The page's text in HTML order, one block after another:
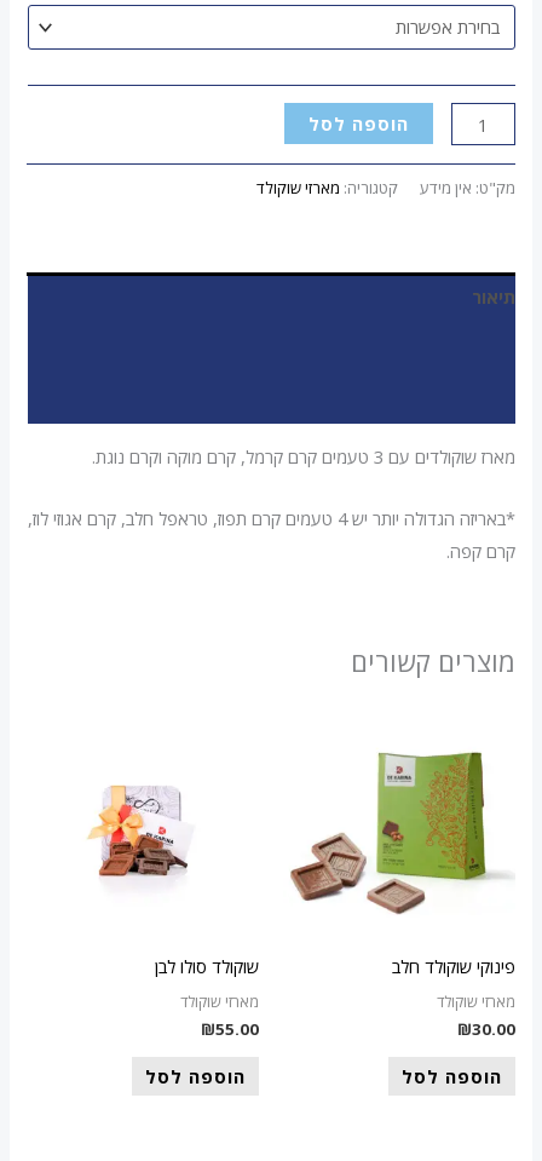
הוספה לסל
מק"ט: אין מידע קטגוריה: מארזי שוקולד
תיאור
מארז שוקולדים עם 3 טעמים קרם קרמל, קרם מוקה וקרם נוגת.
*באריזה הגדולה יותר יש 4 טעמים קרם תפוז, טראפל חלב, קרם אגוזי לוז,
קרם קפה.
מוצרים קשורים
פינוקי שוקולד חלב
מארזי שוקולד
₪30.00
הוספה לסל
שוקולד סולו לבן
מארזי שוקולד
₪55.00
הוספה לסל